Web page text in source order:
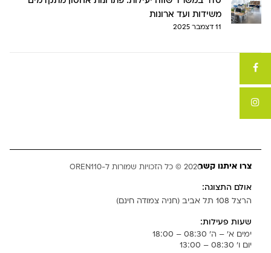
משידות ועד ארונות
11 דצמבר 2025
צרו איתנו קשר
אולם התצוגה:
הרצל 108 תל אביב (חניה צמודה חינם)
שעות פעילות:
ימים א' – ה' 08:30 – 18:00
יום ו' 08:30 – 13:00
2020 © כל הזכויות שמורות ל-OREN110